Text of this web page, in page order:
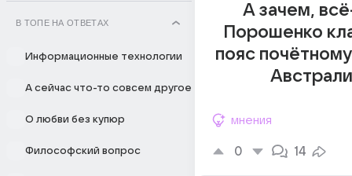
В ТОПЕ НА ОТВЕТАХ
Информационные технологии
А сейчас что-то совсем другое
О любви без купюр
Философский вопрос
А зачем,
Порошенко
пояс
мнения
0 14